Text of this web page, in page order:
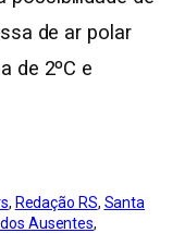
de ar polar
de 2ºC e
, Redação RS, Santa
Ausentes